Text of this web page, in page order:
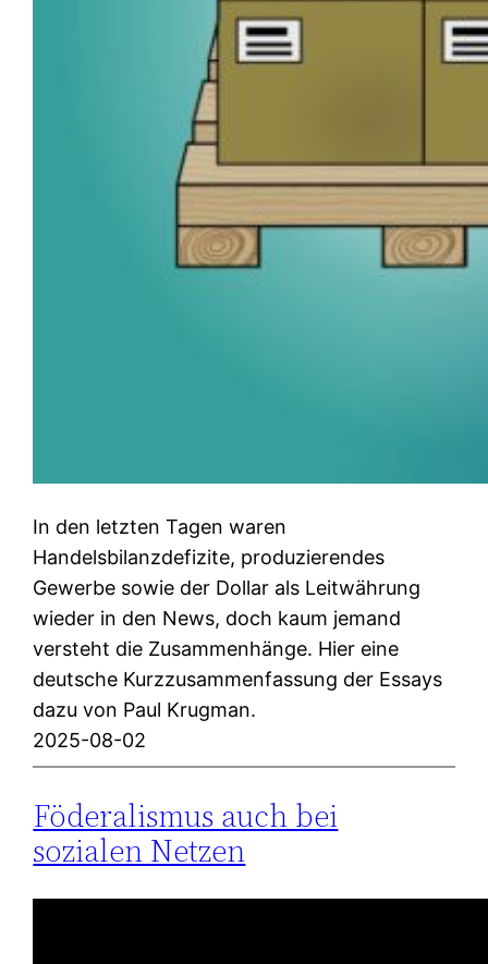
In den letzten Tagen waren
Handelsbilanzdefizite, produzierendes
Gewerbe sowie der Dollar als Leitwährung
wieder in den News, doch kaum jemand
versteht die Zusammenhänge. Hier eine
deutsche Kurzzusammenfassung der Essays
dazu von Paul Krugman.
2025-08-02
Föderalismus auch bei
sozialen Netzen